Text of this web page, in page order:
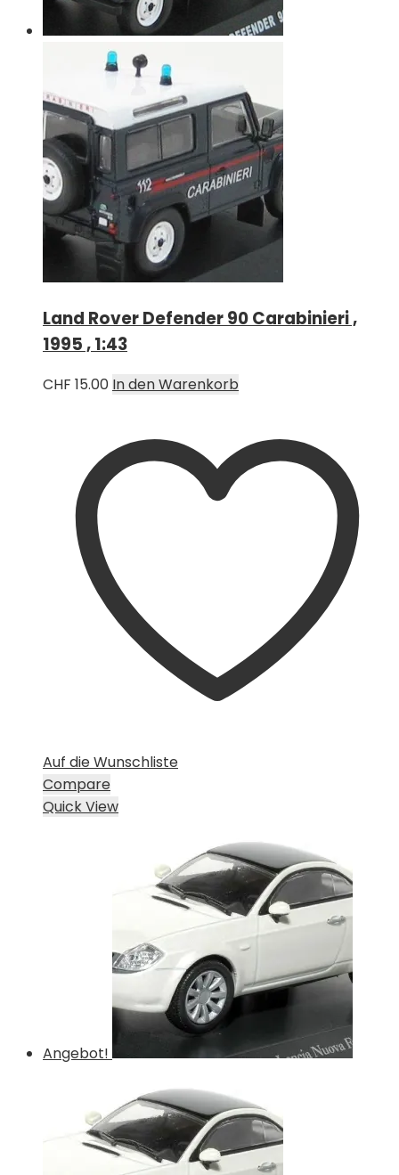
Land Rover Defender 90 Carabinieri ,
1995 , 1:43
CHF 15.00 In den Warenkorb
Auf die Wunschliste
Compare
Quick View
Angebot!